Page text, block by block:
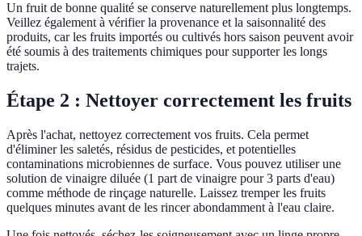
Un fruit de bonne qualité se conserve naturellement plus longtemps.
Veillez également à vérifier la provenance et la saisonnalité des
produits, car les fruits importés ou cultivés hors saison peuvent avoir
été soumis à des traitements chimiques pour supporter les longs
trajets.
Étape 2 : Nettoyer correctement les fruits
Après l'achat, nettoyez correctement vos fruits. Cela permet
d'éliminer les saletés, résidus de pesticides, et potentielles
contaminations microbiennes de surface. Vous pouvez utiliser une
solution de vinaigre diluée (1 part de vinaigre pour 3 parts d'eau)
comme méthode de rinçage naturelle. Laissez tremper les fruits
quelques minutes avant de les rincer abondamment à l'eau claire.